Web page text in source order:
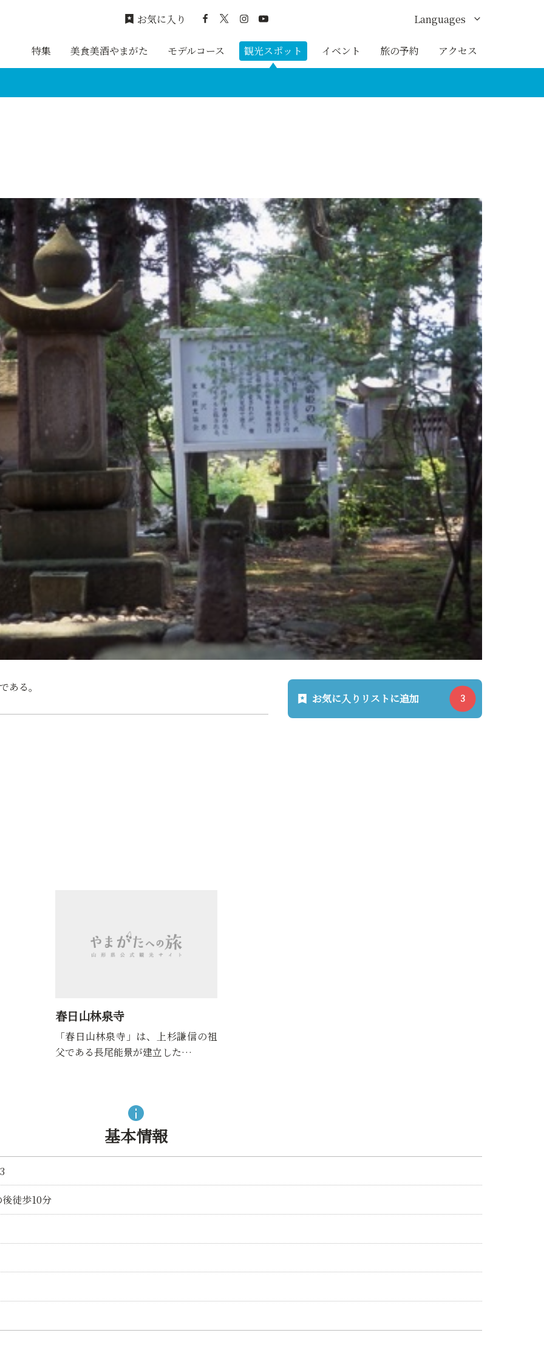
特集 美食美酒やまがた モデルコース 観光スポット イベント 旅の予約 アクセス
お気に入り Languages
English
ある。
お気に入りリストに追加
春日山林泉寺
「春日山林泉寺」は、上杉謙信の祖
父である長尾能景が建立した…
基本情報
徒歩10分